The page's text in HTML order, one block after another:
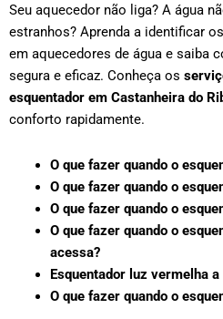
Seu aquecedor não liga? A água
estranhos? Aprenda a identificar
em aquecedores de água e saiba
segura e eficaz. Conheça os
esquentador em Castanheira do
conforto rapidamente.
O que fazer quando o
O que fazer quando o
O que fazer quando o
O que fazer quando o
acessa?
Esquentador luz vermelha
O que fazer quando o